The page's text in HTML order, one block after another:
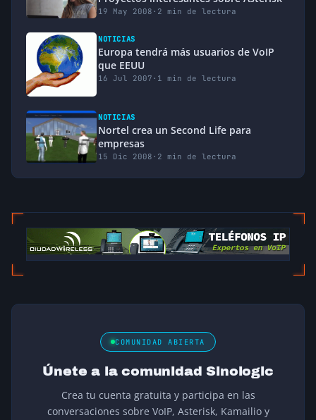
19 May 2008 · 2 min de lectura
NOTICIAS
Europa tendrá más usuarios de VoIP
que EEUU
16 Jul 2007 · 1 min de lectura
NOTICIAS
Nortel crea un Second Life para
empresas
15 Dic 2008 · 2 min de lectura
COMUNIDAD ABIERTA
Únete a la comunidad Sinologic
Crea tu cuenta gratuita y participa en las
conversaciones sobre VoIP, Asterisk, Kamailio y